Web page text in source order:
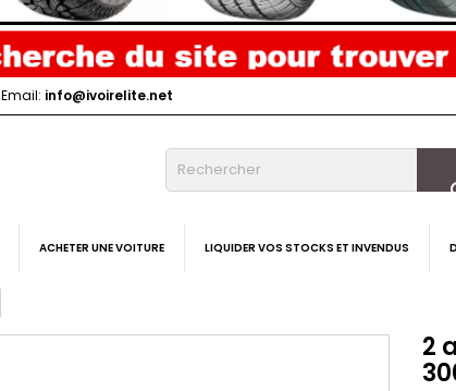
Email: info@ivoirelite.net
ACHETER UNE VOITURE LIQUIDER VOS STOCKS ET INVENDUS
2